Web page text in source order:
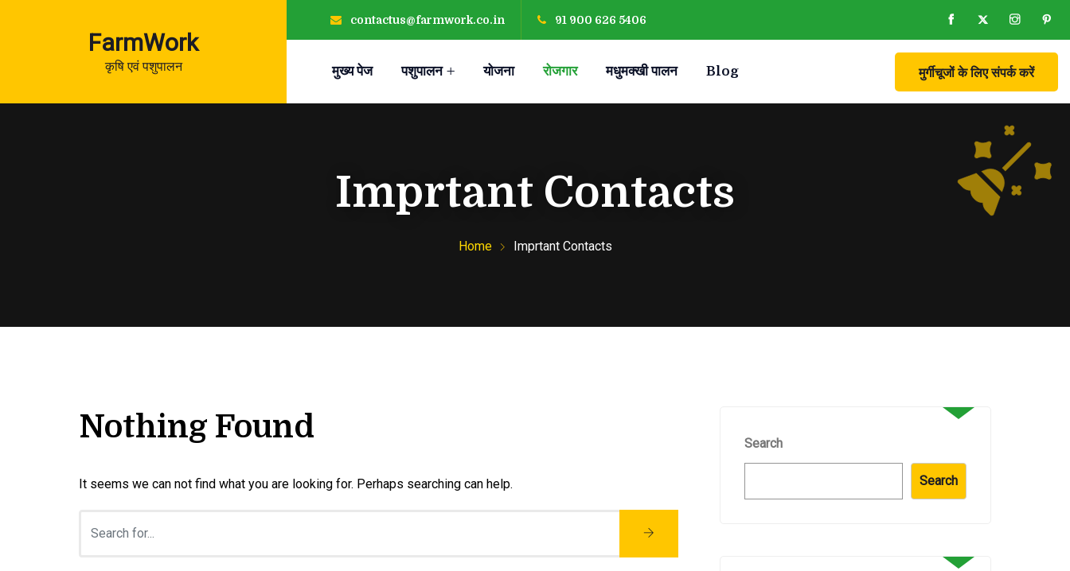
contactus@farmwork.co.in 91 900 626 5406
FarmWork
कृषि एवं पशुपालन मुख्य पेज पशुपालन योजना रोजगार मधुमक्खी पालन Blog मुर्गीचूजों के लिए संपर्क करें
Imprtant Contacts
Home Imprtant Contacts
Nothing Found
It seems we can not find what you are looking for. Perhaps searching can help.
Search
Search